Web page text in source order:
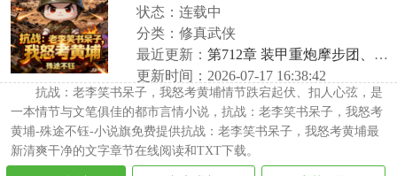
状态：连载中
分类：修真武侠
最近更新： 第712章 装甲重炮摩步团、主动出击！
更新时间：2026-07-17 16:38:42
抗战：老李笑书呆子，我怒考黄埔情节跌宕起伏、扣人心弦，是
一本情节与文笔俱佳的都市言情小说，抗战：老李笑书呆子，我怒考
黄埔-殊途不钰-小说旗免费提供抗战：老李笑书呆子，我怒考黄埔最
新清爽干净的文字章节在线阅读和TXT下载。